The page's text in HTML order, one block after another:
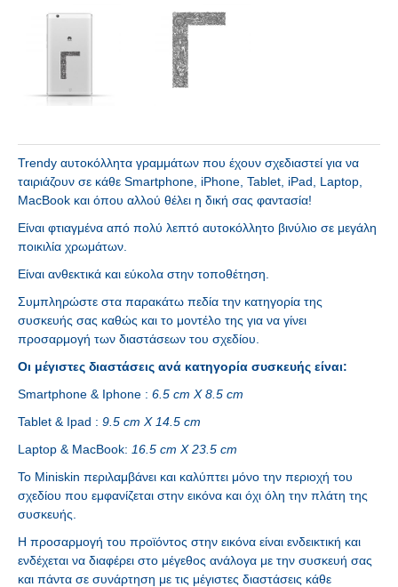
Trendy αυτοκόλλητα γραμμάτων που έχουν σχεδιαστεί για να
ταιριάζουν σε κάθε Smartphone, iPhone, Tablet, iPad, Laptop,
MacBook και όπου αλλού θέλει η δική σας φαντασία!
Είναι φτιαγμένα από πολύ λεπτό αυτοκόλλητο βινύλιο σε μεγάλη
ποικιλία χρωμάτων.
Είναι ανθεκτικά και εύκολα στην τοποθέτηση.
Συμπληρώστε στα παρακάτω πεδία την κατηγορία της
συσκευής σας καθώς και το μοντέλο της για να γίνει
προσαρμογή των διαστάσεων του σχεδίου.
Οι μέγιστες διαστάσεις ανά κατηγορία συσκευής είναι:
Smartphone & Iphone : 6.5 cm X 8.5 cm
Tablet & Ipad : 9.5 cm X 14.5 cm
Laptop & MacBook: 16.5 cm X 23.5 cm
Το Miniskin περιλαμβάνει και καλύπτει μόνο την περιοχή του
σχεδίου που εμφανίζεται στην εικόνα και όχι όλη την πλάτη της
συσκευής.
Η προσαρμογή του προϊόντος στην εικόνα είναι ενδεικτική και
ενδέχεται να διαφέρει στο μέγεθος ανάλογα με την συσκευή σας
και πάντα σε συνάρτηση με τις μέγιστες διαστάσεις κάθε